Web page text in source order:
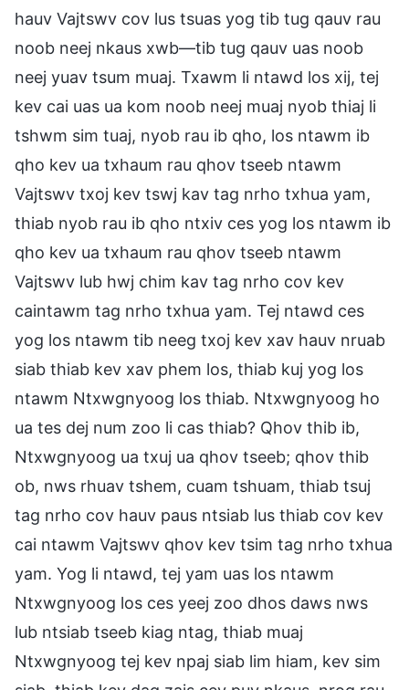
hauv Vajtswv cov lus tsuas yog tib tug qauv rau
noob neej nkaus xwb—tib tug qauv uas noob
neej yuav tsum muaj. Txawm li ntawd los xij, tej
kev cai uas ua kom noob neej muaj nyob thiaj li
tshwm sim tuaj, nyob rau ib qho, los ntawm ib
qho kev ua txhaum rau qhov tseeb ntawm
Vajtswv txoj kev tswj kav tag nrho txhua yam,
thiab nyob rau ib qho ntxiv ces yog los ntawm ib
qho kev ua txhaum rau qhov tseeb ntawm
Vajtswv lub hwj chim kav tag nrho cov kev
caintawm tag nrho txhua yam. Tej ntawd ces
yog los ntawm tib neeg txoj kev xav hauv nruab
siab thiab kev xav phem los, thiab kuj yog los
ntawm Ntxwgnyoog los thiab. Ntxwgnyoog ho
ua tes dej num zoo li cas thiab? Qhov thib ib,
Ntxwgnyoog ua txuj ua qhov tseeb; qhov thib
ob, nws rhuav tshem, cuam tshuam, thiab tsuj
tag nrho cov hauv paus ntsiab lus thiab cov kev
cai ntawm Vajtswv qhov kev tsim tag nrho txhua
yam. Yog li ntawd, tej yam uas los ntawm
Ntxwgnyoog los ces yeej zoo dhos daws nws
lub ntsiab tseeb kiag ntag, thiab muaj
Ntxwgnyoog tej kev npaj siab lim hiam, kev sim